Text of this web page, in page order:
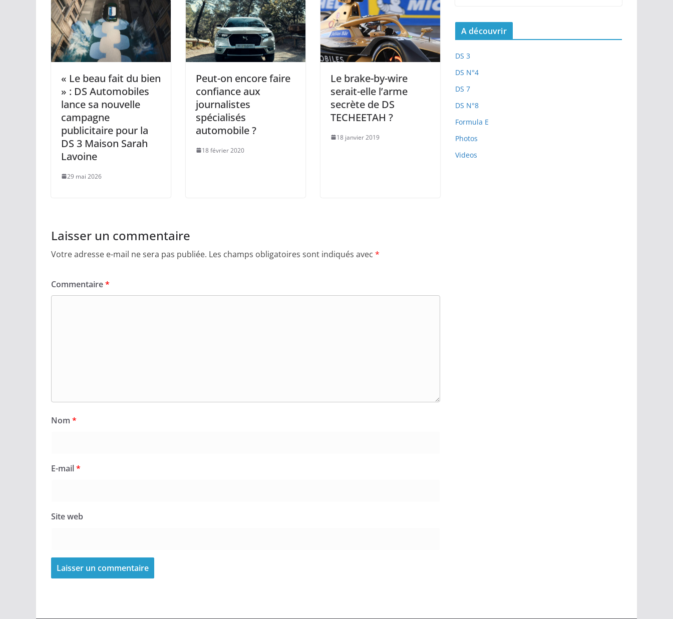
« Le beau fait du bien
» : DS Automobiles
lance sa nouvelle
campagne
publicitaire pour la
DS 3 Maison Sarah
Lavoine
29 mai 2026
Peut-on encore faire
confiance aux
journalistes
spécialisés
automobile ?
18 février 2020
Le brake-by-wire
serait-elle l’arme
secrète de DS
TECHEETAH ?
18 janvier 2019
Laisser un commentaire
Votre adresse e-mail ne sera pas publiée. Les champs obligatoires sont indiqués avec *
Commentaire*
Nom *
E-mail*
Site web
A découvrir
DS 3
DS N°4
DS 7
DS N°8
Formula E
Photos
Videos